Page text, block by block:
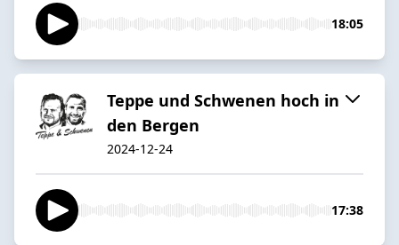
18:05
Teppe und Schwenen hoch in
den Bergen
2024-12-24
17:38